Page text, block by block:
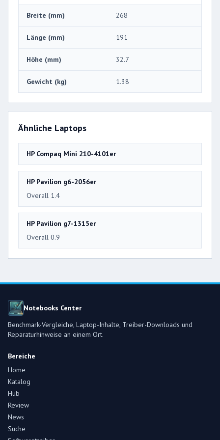
Breite (mm) 268
Länge (mm) 191
Höhe (mm) 32.7
Gewicht (kg) 1.38
Ähnliche Laptops
HP Compaq Mini 210-4101er
HP Pavilion g6-2056er
Overall 1.4
HP Pavilion g7-1315er
Overall 0.9
Notebooks Center
Benchmark-Vergleiche, Laptop-Inhalte, Treiber-Downloads und
Reparaturhinweise an einem Ort.
Bereiche
Home
Katalog
Hub
Review
News
Suche